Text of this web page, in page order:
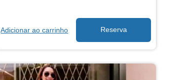
Adicionar ao carrinho